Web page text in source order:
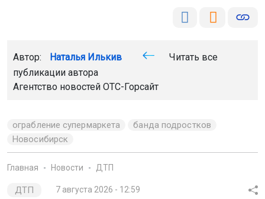
Автор: Наталья Илькив
Читать все
публикации автора
Агентство новостей ОТС-Горсайт
ограбление супермаркета
банда подростков
Новосибирск
Главная Новости ДТП
ДТП 7 августа 2026 - 12:59